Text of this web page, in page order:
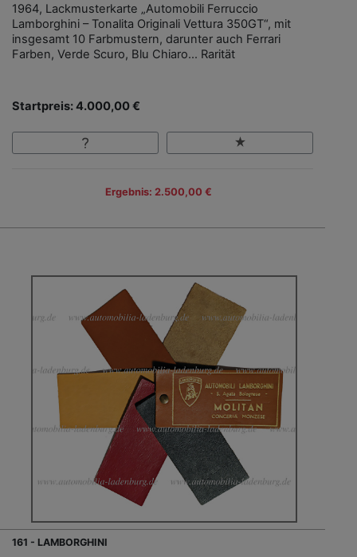
1964, Lackmusterkarte „Automobili Ferruccio
Lamborghini – Tonalita Originali Vettura 350GT“, mit
insgesamt 10 Farbmustern, darunter auch Ferrari
Farben, Verde Scuro, Blu Chiaro... Rarität
Startpreis: 4.000,00 €
Ergebnis: 2.500,00 €
161 - LAMBORGHINI